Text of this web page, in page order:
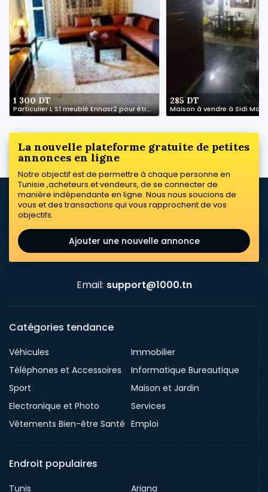
1 300 DT
Particulier L S1 meublé Ennasr2 pour étranger
285 DT
Maison à vendre à Sidi
La nouvelle plateforme gratuite de petites
annonces en ligne
Notre objectif est de permettre à chaque personne en
Tunisie ,acheteurs et vendeurs, de se connecter de
manière indépendante en ligne. Nous nous soucions de
vous et des transactions qui vous rapprochent de vos
objectifs.
Ajouter une nouvelle annonce
Email: support@1000.tn
Catégories tendance
Véhicules
Immobilier
Téléphones et Accessoires
Informatique Bureautique
Sport
Maison et Jardin
Electronique et Photo
Services
Vêtements Bien-être Santé Emploi
Endroit populaires
Tunis
Ariana